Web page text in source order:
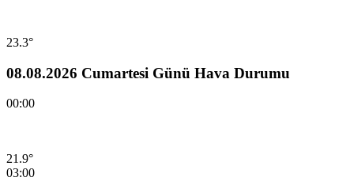
23.3°
08.08.2026 Cumartesi Günü Hava Durumu
00:00
21.9°
03:00